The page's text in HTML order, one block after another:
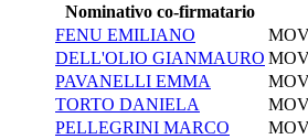
Nominativo co-firmatario
FENU EMILIANO
DELL'OLIO GIANMAURO
PAVANELLI EMMA
TORTO DANIELA
PELLEGRINI MARCO